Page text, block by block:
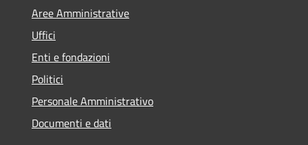
Aree Amministrative
Uffici
Enti e fondazioni
Politici
Personale Amministrativo
Documenti e dati